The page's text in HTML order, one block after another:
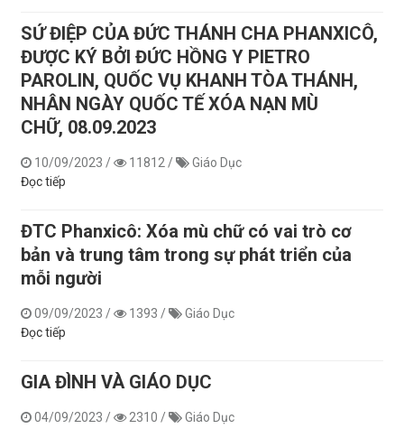
SỨ ĐIỆP CỦA ĐỨC THÁNH CHA PHANXICÔ,
ĐƯỢC KÝ BỞI ĐỨC HỒNG Y PIETRO
PAROLIN, QUỐC VỤ KHANH TÒA THÁNH,
NHÂN NGÀY QUỐC TẾ XÓA NẠN MÙ
CHỮ, 08.09.2023
10/09/2023 / 11812 /
Giáo Dục
Đọc tiếp
ĐTC Phanxicô: Xóa mù chữ có vai trò cơ
bản và trung tâm trong sự phát triển của
mỗi người
09/09/2023 / 1393 /
Giáo Dục
Đọc tiếp
GIA ĐÌNH VÀ GIÁO DỤC
04/09/2023 / 2310 / Giáo Dục